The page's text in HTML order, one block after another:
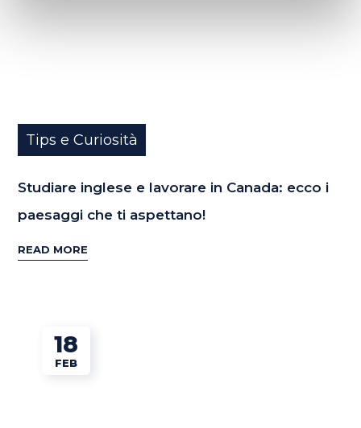
Tips e Curiosità
Studiare inglese e lavorare in Canada: ecco i
paesaggi che ti aspettano!
READ MORE
18
FEB